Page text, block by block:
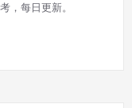
，每日更新。